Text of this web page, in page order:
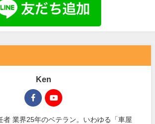
Ken
者 業界25年のベテラン。いわゆる「車屋